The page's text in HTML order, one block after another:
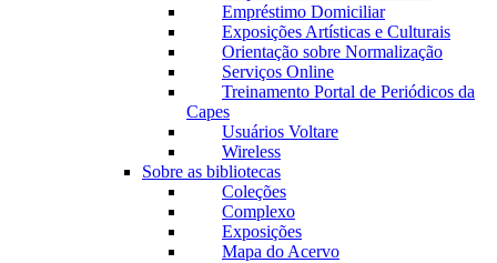
Empréstimo Domiciliar
Exposições Artísticas e Culturais
Orientação sobre Normalização
Serviços Online
Treinamento Portal de Periódicos da
Capes
Usuários Voltare
Wireless
Sobre as bibliotecas
Coleções
Complexo
Exposições
Mapa do Acervo